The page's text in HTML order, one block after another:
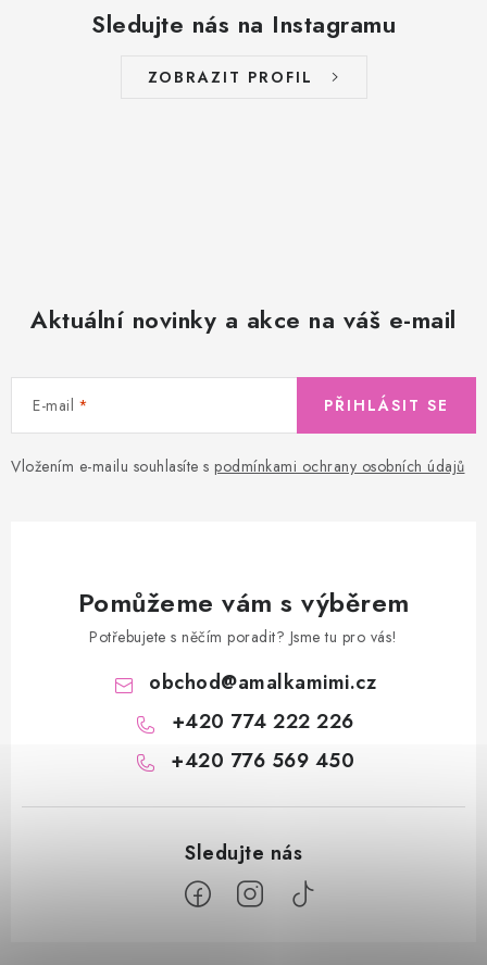
Sledujte nás na Instagramu
ZOBRAZIT PROFIL
Aktuální novinky a akce na váš e-mail
E-mail
Vložením e-mailu souhlasíte s podmínkami ochrany osobních údajů
PŘIHLÁSIT SE
Pomůžeme vám s výběrem
Potřebujete s něčím poradit? Jsme tu pro vás!
obchod@amalkamimi.cz
+420 774 222 226
+420 776 569 450